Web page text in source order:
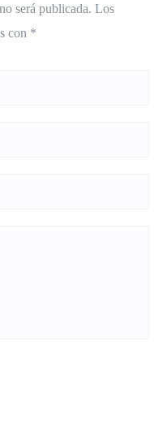
será publicada. Los
con *